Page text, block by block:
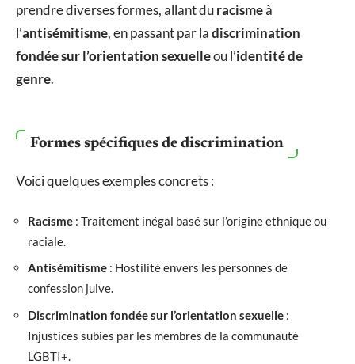
prendre diverses formes, allant duracismeà
l’antisémitisme, en passant par ladiscrimination
fondée sur l’orientation sexuelleou l’identité de
genre.
Formes spécifiques de discrimination
Voici quelques exemples concrets :
Racisme : Traitement inégal basé sur l’origine ethnique ou
raciale.
Antisémitisme : Hostilité envers les personnes de
confession juive.
Discrimination fondée sur l’orientation sexuelle :
Injustices subies par les membres de la communauté
LGBTI+.